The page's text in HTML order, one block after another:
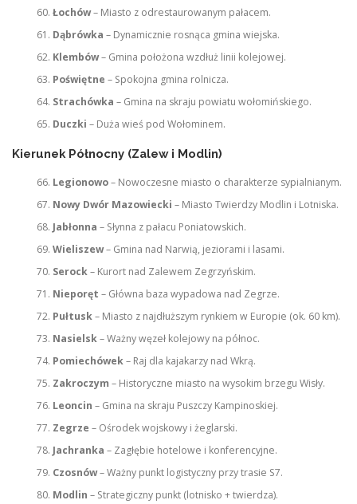
Łochów– Miasto z odrestaurowanym pałacem.
Dąbrówka – Dynamicznie rosnąca gmina wiejska.
Klembów– Gmina położona wzdłuż linii kolejowej.
Poświętne – Spokojna gmina rolnicza.
Strachówka – Gmina na skraju powiatu wołomińskiego.
Duczki – Duża wieś pod Wołominem.
Kierunek Północny (Zalew i Modlin)
Legionowo– Nowoczesne miasto o charakterze sypialnianym.
Nowy Dwór Mazowiecki – Miasto Twierdzy Modlin i Lotniska.
Jabłonna – Słynna z pałacu Poniatowskich.
Wieliszew– Gmina nad Narwią, jeziorami i lasami.
Serock– Kurort nad Zalewem Zegrzyńskim.
Nieporęt – Główna baza wypadowa nad Zegrze.
Pułtusk– Miasto z najdłuższym rynkiem w Europie (ok. 60 km).
Nasielsk– Ważny węzeł kolejowy na północ.
Pomiechówek– Raj dla kajakarzy nad Wkrą.
Zakroczym – Historyczne miasto na wysokim brzegu Wisły.
Leoncin – Gmina na skraju Puszczy Kampinoskiej.
Zegrze – Ośrodek wojskowy i żeglarski.
Jachranka – Zagłębie hotelowe i konferencyjne.
Czosnów– Ważny punkt logistyczny przy trasie S7.
Modlin – Strategiczny punkt (lotnisko + twierdza).